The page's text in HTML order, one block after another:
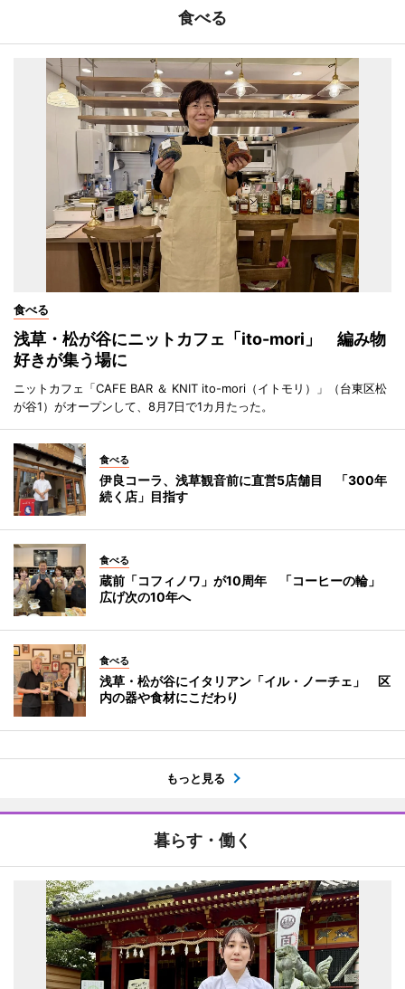
食べる
食べる
浅草・松が谷にニットカフェ「ito-mori」 編み物
好きが集う場に
ニットカフェ「CAFE BAR ＆ KNIT ito-mori（イトモリ）」（台東区松
が谷1）がオープンして、8月7日で1カ月たった。
食べる
伊良コーラ、浅草観音前に直営5店舗目 「300年
続く店」目指す
食べる
蔵前「コフィノワ」が10周年 「コーヒーの輪」
広げ次の10年へ
食べる
浅草・松が谷にイタリアン「イル・ノーチェ」 区
内の器や食材にこだわり
もっと見る
暮らす・働く